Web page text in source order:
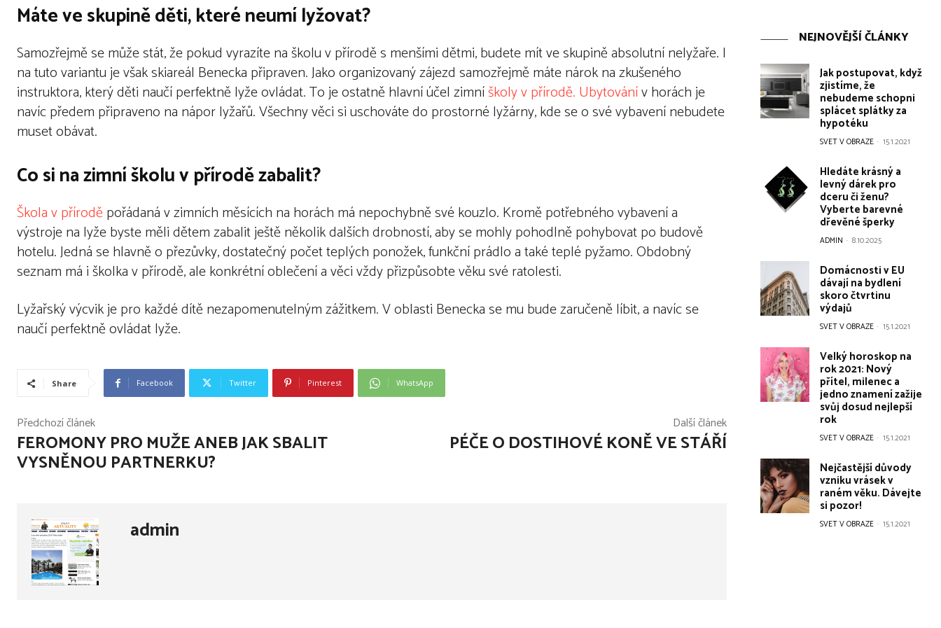
Máte ve skupině děti, které neumí lyžovat?
Samozřejmě se může stát, že pokud vyrazíte na školu v přírodě s menšími dětmi, budete mít ve skupině absolutní nelyžaře. I
na tuto variantu je však skiareál Benecka připraven. Jako organizovaný zájezd samozřejmě máte nárok na zkušeného
instruktora, který děti naučí perfektně lyže ovládat. To je ostatně hlavní účel zimníškoly v přírodě. Ubytovánív horách je
navíc předem připraveno na nápor lyžařů. Všechny věci si uschováte do prostorné lyžárny, kde se o své vybavení nebudete
muset obávat.
Co si na zimní školu v přírodě zabalit?
Škola v přírodě pořádaná v zimních měsících na horách má nepochybně své kouzlo. Kromě potřebného vybavení a
výstroje na lyže byste měli dětem zabalit ještě několik dalších drobností, aby se mohly pohodlně pohybovat po budově
hotelu. Jedná se hlavně o přezůvky, dostatečný počet teplých ponožek, funkční prádlo a také teplé pyžamo. Obdobný
seznam má i školka v přírodě, ale konkrétní oblečení a věci vždy přizpůsobte věku své ratolesti.
Lyžařský výcvik je pro každé dítě nezapomenutelným zážitkem. V oblasti Benecka se mu bude zaručeně líbit, a navíc se
naučí perfektně ovládat lyže.
Share Facebook Twitter Pinterest WhatsApp
Předchozí článek
FEROMONY PRO MUŽE ANEB JAK SBALIT
VYSNĚNOU PARTNERKU?
Další článek
PÉČE O DOSTIHOVÉ KONĚ VE STÁŘÍ
admin
NEJNOVĚJŠÍ ČLÁNKY
Jak postupovat, když
zjistíme, že
nebudeme schopni
splácet splátky za
hypotéku
SVET V OBRAZE - 15.1.2021
Hledáte krásný a
levný dárek pro
dceru či ženu?
Vyberte barevné
dřevěné šperky
ADMIN - 8.10.2025
Domácnosti v EU
dávají na bydlení
skoro čtvrtinu
výdajů
SVET V OBRAZE - 15.1.2021
Velký horoskop na
rok 2021: Nový
přítel, milenec a
jedno znamení zažije
svůj dosud nejlepší
rok
SVET V OBRAZE - 15.1.2021
Nejčastější důvody
vzniku vrásek v
raném věku. Dávejte
si pozor!
SVET V OBRAZE - 15.1.2021